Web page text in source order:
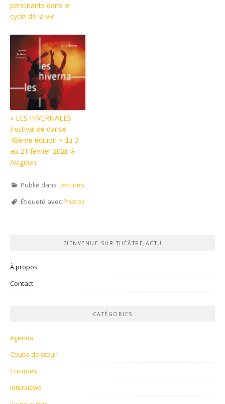
percutants dans le
cycle de la vie
« LES HIVERNALES
Festival de danse
48ème édition » du 3
au 21 février 2026 à
Avignon
Publié dans Lectures
Étiqueté avecPhotos
BIENVENUE SUR THÉÂTRE ACTU
À propos
Contact
CATÉGORIES
Agenda
Coups de cœur
Critiques
Interviews